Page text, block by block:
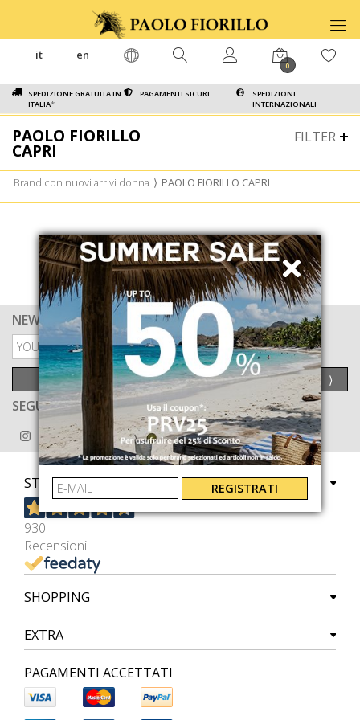
SPEDIZIONE GRATUITA IN
ITALIA*
PAGAMENTI SICURI
SPEDIZIONI
INTERNAZIONALI
it en
0
FILTER
PAOLO FIORILLO
CAPRI
Brand con nuovi arrivi donna ⟩ PAOLO FIORILLO CAPRI
NEWSLETTER
PRIVACY POLICY
INVIA ⟩
SEGUICI ANCHE SU
STORE
930
Recensioni
SHOPPING
EXTRA
PAGAMENTI ACCETTATI
REGISTRATI